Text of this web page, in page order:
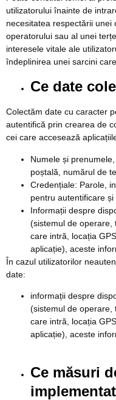
utilizatorului înainte de
necesitatea respectării unei
operatorului sau al unei
interesele vitale ale
îndeplinirea unei sarcini
Ce date
Colectăm date cu caracter
autentifică prin crearea de
cei care accesează
Numele și
poștală, numărul de
Credențiale: Parole,
pentru autentificare și
Informații despre
(sistemul de operare,
care intră, locația
aplicație), aceste
În cazul utilizatorilor
date:
informații despre
(sistemul de operare,
care intră, locația
aplicație), aceste
Ce măsuri